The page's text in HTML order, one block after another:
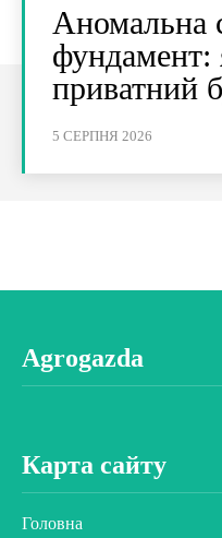
Аномальна
фундамент:
приватний
5 СЕРПНЯ 2026
Agrogazda
Карта сайту
Головна